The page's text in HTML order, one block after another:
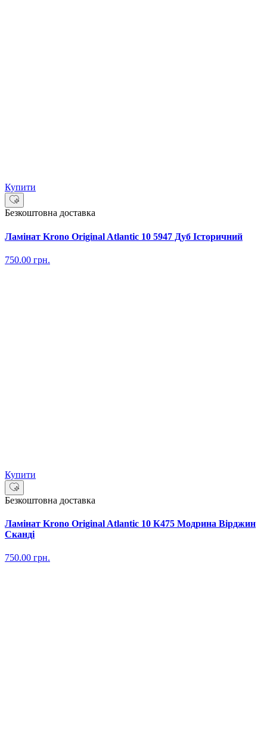
Купити
Безкоштовна доставка
Ламінат Krono Original Atlantic 10 5947 Дуб Історичний
750.00 грн.
Купити
Безкоштовна доставка
Ламінат Krono Original Atlantic 10 К475 Модрина Вірджин
Сканді
750.00 грн.